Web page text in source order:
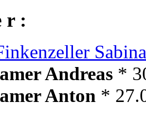
r :
Sabina
Andreas *
Anton *